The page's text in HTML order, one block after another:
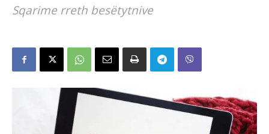
Sqarime rreth besëtytnive